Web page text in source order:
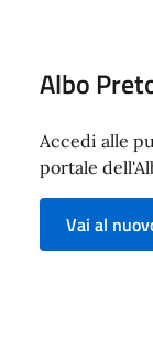
Albo
Accedi alle
portale
Vai al